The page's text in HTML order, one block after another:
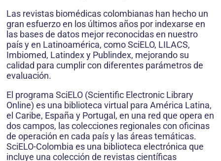
Las revistas biomédicas colombianas han hecho un
gran esfuerzo en los últimos años por indexarse en
las bases de datos mejor reconocidas en nuestro
país y en Latinoamérica, como SciELO, LILACS,
Imbiomed, Latindex y Publindex, mejorando su
calidad para cumplir con diferentes parámetros de
evaluación.
El programa SciELO (Scientific Electronic Library
Online) es una biblioteca virtual para América Latina,
el Caribe, España y Portugal, en una red que opera en
dos campos, las colecciones regionales con oficinas
de operación en cada país y las áreas temáticas.
SciELO-Colombia es una biblioteca electrónica que
incluye una colección de revistas científicas